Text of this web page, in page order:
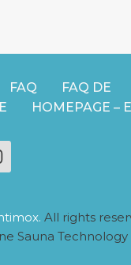
FAQ
FAQ DE
HOMEPAGE –
All rights
Sauna Technology